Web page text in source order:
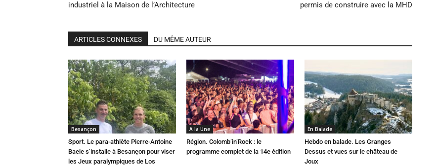
industriel à la Maison de l’Architecture
permis de construire avec la MHD
ARTICLES CONNEXES DU MÊME AUTEUR
Besançon
Sport. Le para-athlète Pierre-Antoine
Baele s’installe à Besançon pour viser
les Jeux paralympiques de Los
A la Une
Région. Colomb’in’Rock : le
programme complet de la 14e édition
En Balade
Hebdo en balade. Les Granges
Dessus et vues sur le château de
Joux